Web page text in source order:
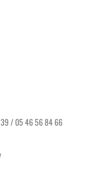
/ 05 46 56 84 66